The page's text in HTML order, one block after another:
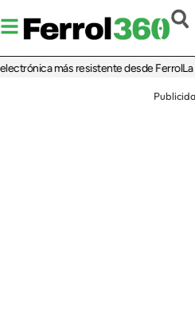
más resistente desde FerrolLa